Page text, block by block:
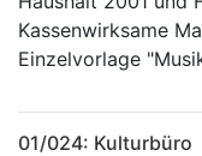
Kassenwirksame
Einzelvorlage
01/024: Kulturbüro